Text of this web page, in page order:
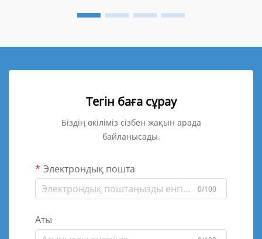
Тегін баға сұрау
Біздің өкіліміз сізбен жақын арада
байланысады.
Электрондық пошта
0/100
Аты